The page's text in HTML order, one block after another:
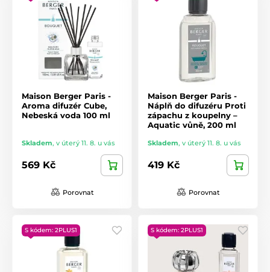
Maison Berger Paris -
Aroma difuzér Cube,
Nebeská voda 100 ml
Skladem, v úterý 11. 8. u vás
569 Kč
Porovnat
Maison Berger Paris -
Náplň do difuzéru Proti
zápachu z koupelny –
Aquatic vůně, 200 ml
Skladem, v úterý 11. 8. u vás
419 Kč
Porovnat
S kódem: 2PLUS1 S kódem: 2PLUS1